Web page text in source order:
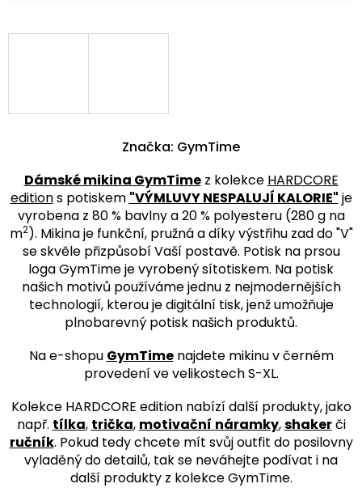
Dámské mikina GymTimez kolekce HARDCORE
editions potiskem "VÝMLUVY NESPALUJÍ KALORIE" je
vyrobena z 80 % bavlny a 20 % polyesteru (280 g na
m2). Mikina je funkční, pružná a díky výstřihu zad do "V"
se skvěle přizpůsobí Vaší postavě. Potisk na prsou
loga GymTime je vyrobený sítotiskem. Na potisk
našich motivů používáme jednu z nejmodernějších
technologií, kterou je digitální tisk, jenž umožňuje
plnobarevný potisk našich produktů.
Na e-shopu GymTimenajdete mikinu v černém
provedení ve velikostech S-XL.
Kolekce HARDCORE edition nabízí další produkty, jako
např. tílka, trička, motivační náramky,shakerči
ručník. Pokud tedy chcete mít svůj outfit do posilovny
vyladěný do detailů, tak se neváhejte podívat i na
další produkty z kolekce GymTime.
Značka: GymTime